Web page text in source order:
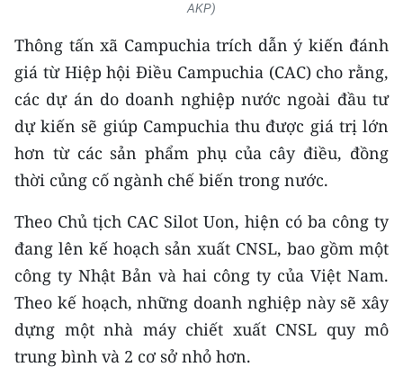
KIỂM CHỨNG THÔNG TIN
TRI THỨC CHUYÊN SÂU
54 DÂN TỘC VIỆT NAM
CHƯƠNG TRÌNH OCOP - MỖI XÃ
MỘT SẢN PHẨM
RADIO
MEDIA CENTER
E-Magazine
AKP)
Thông tấn xã Campuchia trích dẫn ý kiến đánh
giá từ Hiệp hội Điều Campuchia (CAC) cho rằng,
các dự án do doanh nghiệp nước ngoài đầu tư
dự kiến ​​sẽ giúp Campuchia thu được giá trị lớn
hơn từ các sản phẩm phụ của cây điều, đồng
thời củng cố ngành chế biến trong nước.
Theo Chủ tịch CAC Silot Uon, hiện có ba công ty
đang lên kế hoạch sản xuất CNSL, bao gồm một
công ty Nhật Bản và hai công ty của Việt Nam.
Theo kế hoạch, những doanh nghiệp này sẽ xây
dựng một nhà máy chiết xuất CNSL quy mô
trung bình và 2 cơ sở nhỏ hơn.